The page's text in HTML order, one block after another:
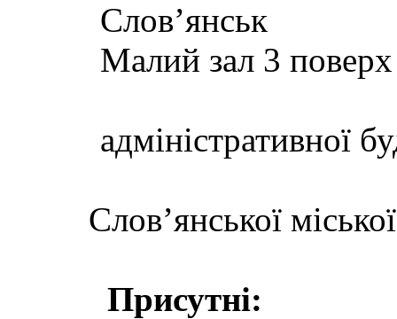
Малий зал 3 поверх
адміністративної
Слов’янської
Присутні: